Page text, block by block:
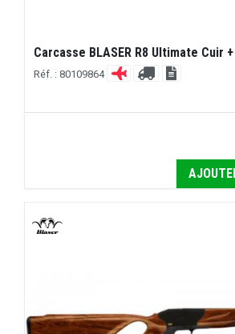
Carcasse BLASER R8 Ultimate Cuir
Réf. : 80109864